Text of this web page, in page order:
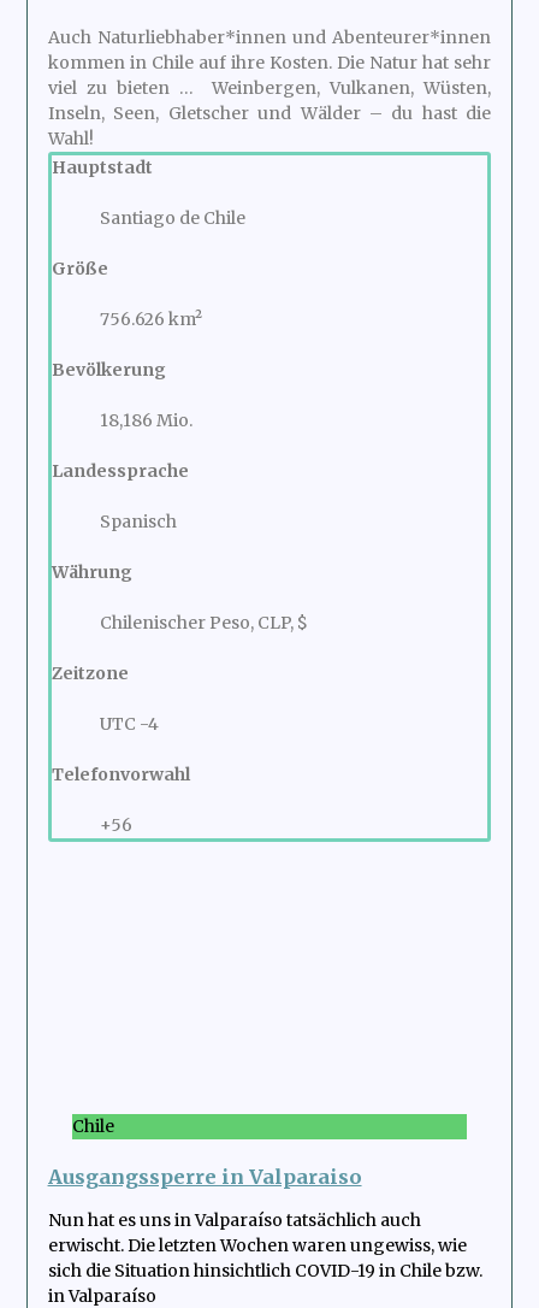
Auch Naturliebhaber*innen und Abenteurer*innen
kommen in Chile auf ihre Kosten. Die Natur hat sehr
viel zu bieten … Weinbergen, Vulkanen, Wüsten,
Inseln, Seen, Gletscher und Wälder – du hast die
Wahl!
Hauptstadt
Santiago de Chile
Größe
756.626 km²
Bevölkerung
18,186 Mio.
Landessprache
Spanisch
Währung
Chilenischer Peso, CLP, $
Zeitzone
UTC -4
Telefonvorwahl
+56
Chile
Ausgangssperre in Valparaiso
Nun hat es uns in Valparaíso tatsächlich auch
erwischt. Die letzten Wochen waren ungewiss, wie
sich die Situation hinsichtlich COVID-19 in Chile bzw.
in Valparaíso